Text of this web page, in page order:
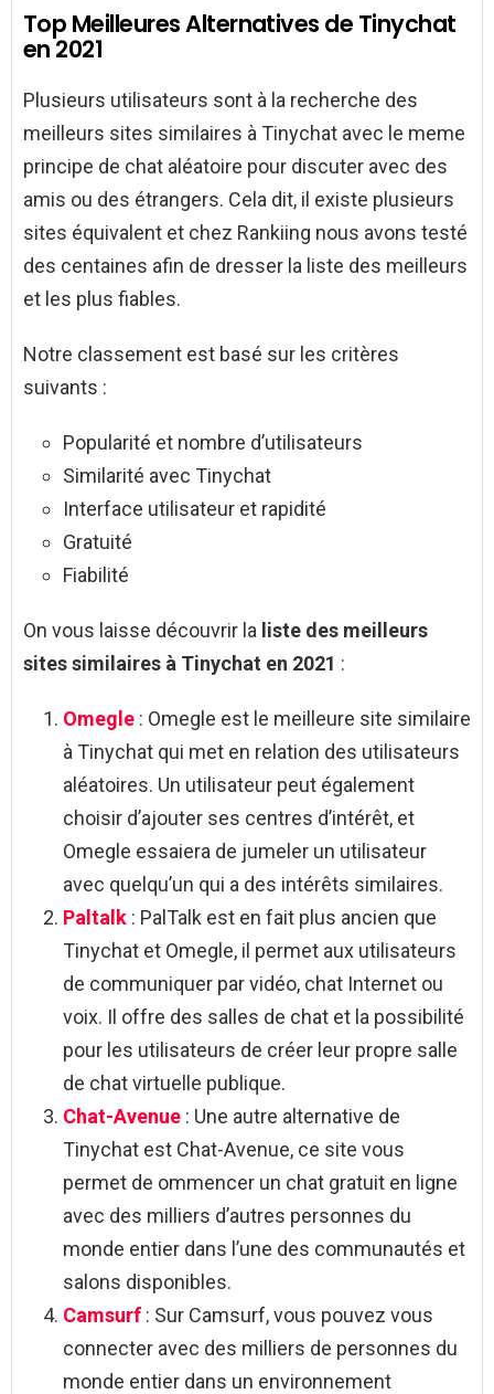
Top Meilleures Alternatives de Tinychat
en 2021
Plusieurs utilisateurs sont à la recherche des
meilleurs sites similaires à Tinychat avec le meme
principe de chat aléatoire pour discuter avec des
amis ou des étrangers. Cela dit, il existe plusieurs
sites équivalent et chez Rankiing nous avons testé
des centaines afin de dresser la liste des meilleurs
et les plus fiables.
Notre classement est basé sur les critères
suivants :
Popularité et nombre d’utilisateurs
Similarité avec Tinychat
Interface utilisateur et rapidité
Gratuité
Fiabilité
On vous laisse découvrir la liste des meilleurs
sites similaires à Tinychat en 2021 :
Omegle : Omegle est le meilleure site similaire
à Tinychat qui met en relation des utilisateurs
aléatoires. Un utilisateur peut également
choisir d’ajouter ses centres d’intérêt, et
Omegle essaiera de jumeler un utilisateur
avec quelqu’un qui a des intérêts similaires.
Paltalk : PalTalk est en fait plus ancien que
Tinychat et Omegle, il permet aux utilisateurs
de communiquer par vidéo, chat Internet ou
voix. Il offre des salles de chat et la possibilité
pour les utilisateurs de créer leur propre salle
de chat virtuelle publique.
Chat-Avenue : Une autre alternative de
Tinychat est Chat-Avenue, ce site vous
permet de ommencer un chat gratuit en ligne
avec des milliers d’autres personnes du
monde entier dans l’une des communautés et
salons disponibles.
Camsurf : Sur Camsurf, vous pouvez vous
connecter avec des milliers de personnes du
monde entier dans un environnement